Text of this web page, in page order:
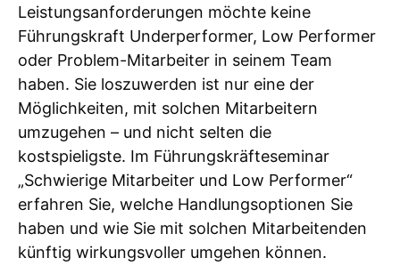
Leistungsanforderungen möchte keine
Führungskraft Underperformer, Low Performer
oder Problem-Mitarbeiter in seinem Team
haben. Sie loszuwerden ist nur eine der
Möglichkeiten, mit solchen Mitarbeitern
umzugehen – und nicht selten die
kostspieligste. Im Führungskräfteseminar
„Schwierige Mitarbeiter und Low Performer“
erfahren Sie, welche Handlungsoptionen Sie
haben und wie Sie mit solchen Mitarbeitenden
künftig wirkungsvoller umgehen können.